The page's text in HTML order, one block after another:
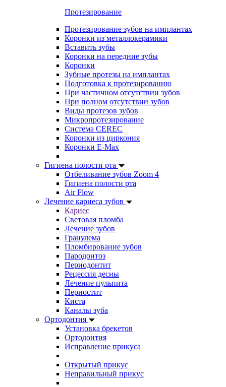
Протезирование
Протезирование зубов на имплантах
Коронки из металлокерамики
Вставить зубы
Коронки на передние зубы
Коронки
Зубные протезы на имплантах
Подготовка к протезированию
При частичном отсутствии зубов
При полном отсутствии зубов
Виды протезов зубов
Микропротезирование
Система CEREC
Коронки из циркония
Коронки E-Max
Гигиена полости рта
Отбеливание зубов Zoom 4
Гигиена полости рта
Air Flow
Лечение кариеса зубов
Кариес
Световая пломба
Лечение зубов
Гранулема
Пломбирование зубов
Пародонтоз
Периодонтит
Рецессия десны
Лечение пульпита
Периостит
Киста
Каналы зуба
Ортодонтия
Установка брекетов
Ортодонтия
Исправление прикуса
Открытый прикус
Неправильный прикус